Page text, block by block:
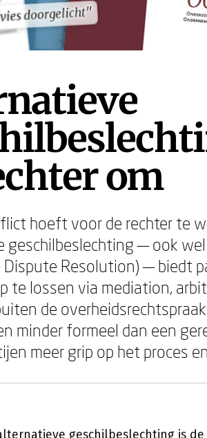
doorgelicht"
doorgelicht"
om
hoeft voor de rechter te
geschilbeslechting — ook
Resolution) — biedt
te lossen via mediation,
de
minder formeel dan een
meer grip op het proces
geschilbeslechting is